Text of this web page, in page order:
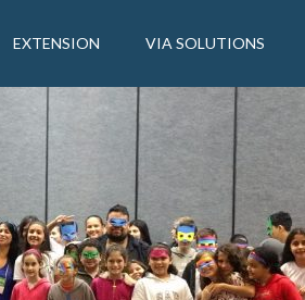
EXTENSION VIA SOLUTIONS